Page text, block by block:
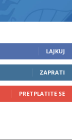
LAJKUJ
ZAPRATI
PRETPLATITE SE